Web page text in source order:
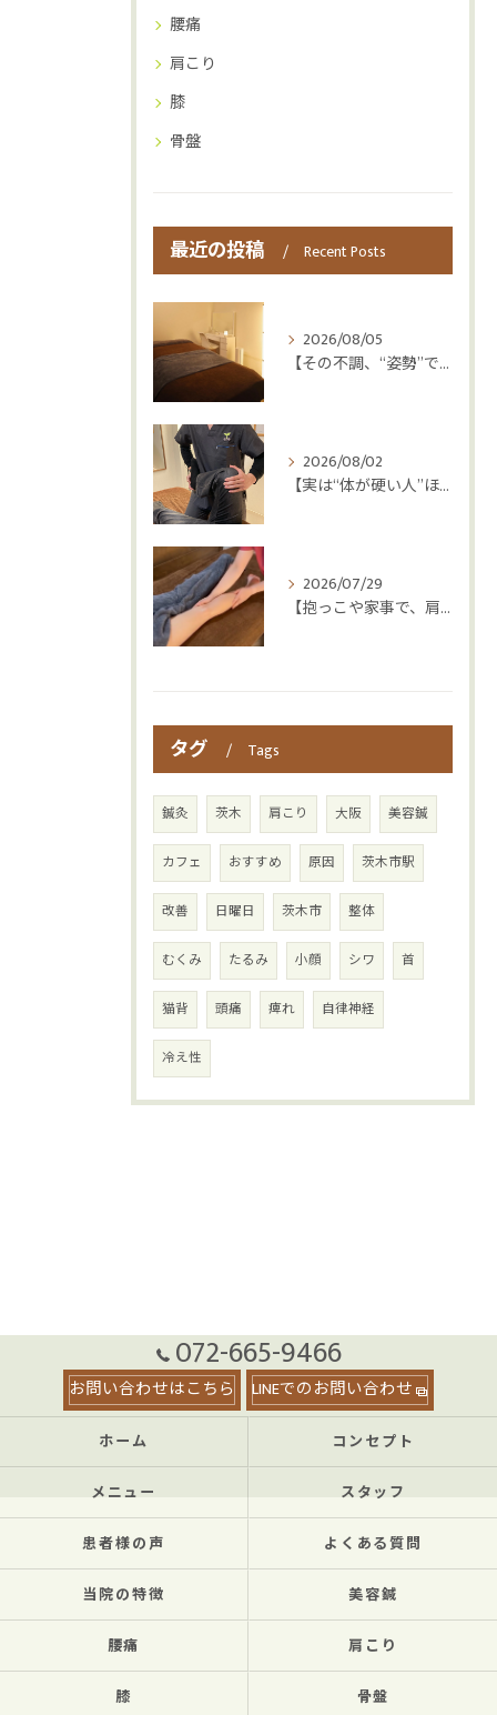
腰痛
肩こり
膝
骨盤
最近の投稿 Recent Posts
2026/08/05
【その不調、“姿勢”ではなく“呼吸”かもしれません😮‍💨】
2026/08/02
【実は“体が硬い人”ほど疲れやすい😳】
2026/07/29
【抱っこや家事で、肩・腰つらくなっていませんか？👶💦】
タグ Tags
鍼灸 茨木 肩こり 大阪 美容鍼
カフェ おすすめ 原因 茨木市駅
改善 日曜日 茨木市 整体
むくみ たるみ 小顔 シワ 首
猫背 頭痛 痺れ 自律神経
冷え性
072-665-9466
お問い合わせはこちら LINEでのお問い合わせ
ホーム コンセプト
メニュー スタッフ
患者様の声 よくある質問
当院の特徴 美容鍼
腰痛 肩こり
膝 骨盤